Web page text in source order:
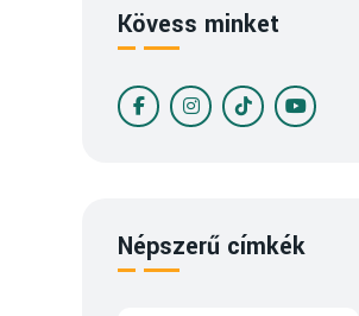
Kövess minket
Népszerű címkék